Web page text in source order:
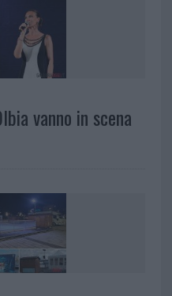
vanno in scena